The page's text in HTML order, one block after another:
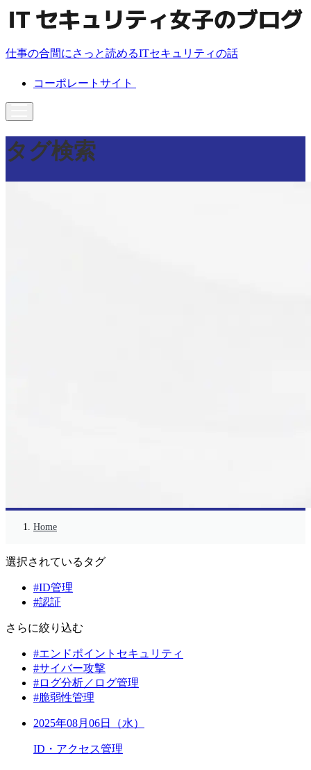
仕事の合間にさっと読めるITセキュリティの話
コーポレートサイト
タグ検索
Home
選択されているタグ
#ID管理
#認証
さらに絞り込む
#エンドポイントセキュリティ
#サイバー攻撃
#ログ分析／ログ管理
#脆弱性管理
2025年08月06日（水）
ID・アクセス管理